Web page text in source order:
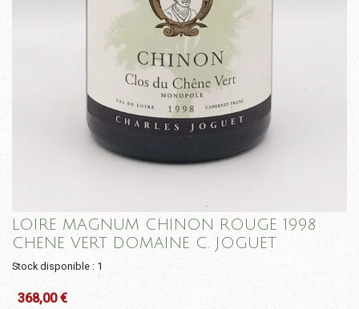
LOIRE MAGNUM CHINON ROUGE 1998
CHENE VERT DOMAINE C. JOGUET
Stock disponible : 1
368,00€